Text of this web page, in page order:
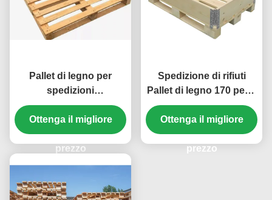
Pallet di legno per
spedizioni
personalizzate
Ottenga il migliore
prezzo
Spedizione di rifiuti
Pallet di legno 170 pezzi
Capacità scatole
pieghevoli di pallet di
legno
Ottenga il migliore
prezzo